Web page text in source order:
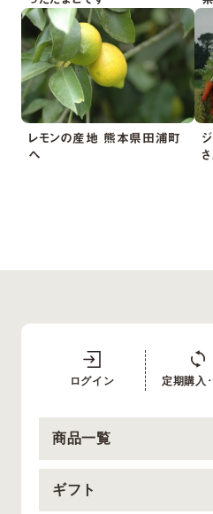
レモンの産地 熊本県田浦町
へ
ログイン 定期購入
商品一覧
ギフト